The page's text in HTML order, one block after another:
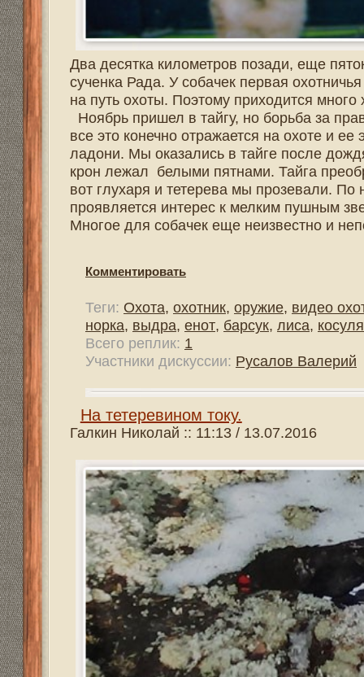
по жизни. Отец сумел правильно поставить на путь
с огромным интересом листал старые журналы "
Наставления отца и литература сделали свое дело -
родимой охотника не получится.
Тетеревиный ток - это настоящий спектакль,
подглядываешь за происходящим таинством, и об
целое с природой. И даже участвуешь в токовании
побывал на мгновения.
Комментировать
Теги: Охота,охотник,оружие,видео охота,винтовка,
норка,выдра,енот,барсук,лиса , косуля
Всего реплик:
На тяге.
Весна- долгожданная пора для охотника. С марта
Начинаешь ходить на разведку токов еще по насту,
глухариный "подслух " ,тут же смотришь новую тягу
проталинами, но еще мало активны. Подготовки
не достаточно, с погодой тоже приходится
Открытие охоты назначено на 1 мая. На этот же день
потерян.
Комментировать